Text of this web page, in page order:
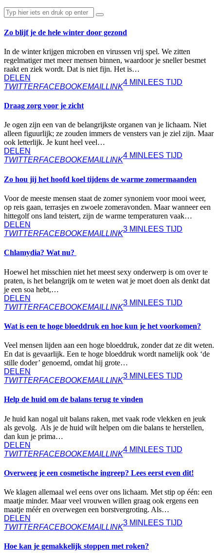
Zo blijf je de hele winter door gezond
In de winter krijgen microben en virussen vrij spel. We zitten
regelmatiger met meer mensen binnen, waardoor je sneller besmet
raakt en ziek wordt. Dat is niet fijn. Het is…
DELEN
TWITTERFACEBOOKEMAILLINK
4 MIN LEES TIJD
Draag zorg voor je zicht
Je ogen zijn een van de belangrijkste organen van je lichaam. Niet
alleen figuurlijk; ze zouden immers de vensters van je ziel zijn. Maar
ook letterlijk. Je kunt heel veel…
DELEN
TWITTERFACEBOOKEMAILLINK
4 MIN LEES TIJD
Zo hou jij het hoofd koel tijdens de warme zomermaanden
Voor de meeste mensen staat de zomer synoniem voor mooi weer,
op reis gaan, terrasjes en zwoele zomeravonden. Maar wanneer een
hittegolf ons land teistert, zijn de warme temperaturen vaak…
DELEN
TWITTERFACEBOOKEMAILLINK
3 MIN LEES TIJD
Chlamydia? Wat nu?
Hoewel het misschien niet het meest sexy onderwerp is om over te
praten, is het belangrijk om te weten wat je moet doen als denkt dat
je een soa hebt,…
DELEN
TWITTERFACEBOOKEMAILLINK
3 MIN LEES TIJD
Wat is een te hoge bloeddruk en hoe kun je het voorkomen?
Veel mensen lijden aan een hoge bloeddruk, zonder dat ze dit weten.
En dat is gevaarlijk. Een te hoge bloeddruk wordt namelijk ook ‘de
stille doder’ genoemd, omdat hij grote…
DELEN
TWITTERFACEBOOKEMAILLINK
3 MIN LEES TIJD
Help de huid om de balans terug te vinden
Je huid kan nogal uit balans raken, met vaak rode vlekken en jeuk
als gevolg. Als je de huid wilt helpen om die balans te herstellen,
dan kun je prima…
DELEN
TWITTERFACEBOOKEMAILLINK
4 MIN LEES TIJD
Overweeg je een cosmetische ingreep? Lees eerst even dit!
We klagen allemaal wel eens over ons lichaam. Met stip op één: een
maatje minder. Maar veel vrouwen willen graag ook ergens een
maatje méér en overwegen een borstvergroting. Als…
DELEN
TWITTERFACEBOOKEMAILLINK
3 MIN LEES TIJD
Hoe kan je gemakkelijk stoppen met roken?